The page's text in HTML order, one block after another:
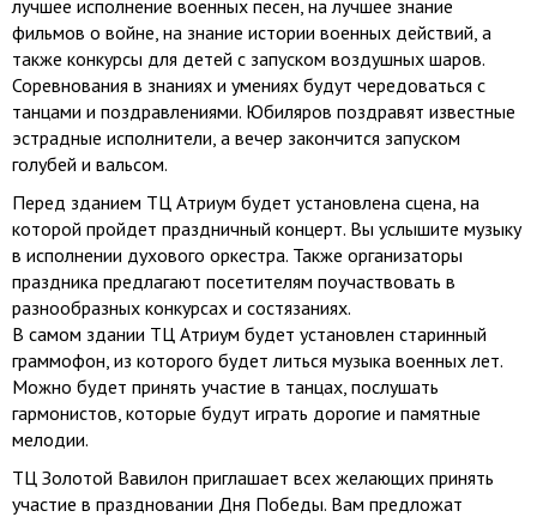
лучшее исполнение военных песен, на лучшее знание
фильмов о войне, на знание истории военных действий, а
также конкурсы для детей с запуском воздушных шаров.
Соревнования в знаниях и умениях будут чередоваться с
танцами и поздравлениями. Юбиляров поздравят известные
эстрадные исполнители, а вечер закончится запуском
голубей и вальсом.
Перед зданием ТЦ Атриум будет установлена сцена, на
которой пройдет праздничный концерт. Вы услышите музыку
в исполнении духового оркестра. Также организаторы
праздника предлагают посетителям поучаствовать в
разнообразных конкурсах и состязаниях.
В самом здании ТЦ Атриум будет установлен старинный
граммофон, из которого будет литься музыка военных лет.
Можно будет принять участие в танцах, послушать
гармонистов, которые будут играть дорогие и памятные
мелодии.
ТЦ Золотой Вавилон приглашает всех желающих принять
участие в праздновании Дня Победы. Вам предложат